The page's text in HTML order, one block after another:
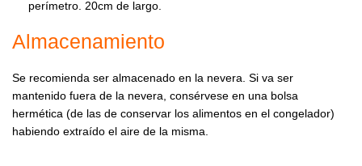
perímetro. 20cm de largo.
Almacenamiento
Se recomienda ser almacenado en la nevera. Si va ser
mantenido fuera de la nevera, consérvese en una bolsa
hermética (de las de conservar los alimentos en el congelador)
habiendo extraído el aire de la misma.